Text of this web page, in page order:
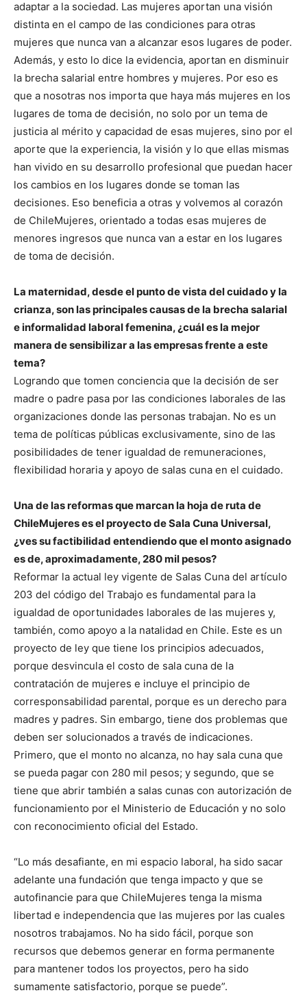
adaptar a la sociedad. Las mujeres aportan una visión
distinta en el campo de las condiciones para otras
mujeres que nunca van a alcanzar esos lugares de poder.
Además, y esto lo dice la evidencia, aportan en disminuir
la brecha salarial entre hombres y mujeres. Por eso es
que a nosotras nos importa que haya más mujeres en los
lugares de toma de decisión, no solo por un tema de
justicia al mérito y capacidad de esas mujeres, sino por el
aporte que la experiencia, la visión y lo que ellas mismas
han vivido en su desarrollo profesional que puedan hacer
los cambios en los lugares donde se toman las
decisiones. Eso beneficia a otras y volvemos al corazón
de ChileMujeres, orientado a todas esas mujeres de
menores ingresos que nunca van a estar en los lugares
de toma de decisión.
La maternidad, desde el punto de vista del cuidado y la
crianza, son las principales causas de la brecha salarial
e informalidad laboral femenina, ¿cuál es la mejor
manera de sensibilizar a las empresas frente a este
tema?
Logrando que tomen conciencia que la decisión de ser
madre o padre pasa por las condiciones laborales de las
organizaciones donde las personas trabajan. No es un
tema de políticas públicas exclusivamente, sino de las
posibilidades de tener igualdad de remuneraciones,
flexibilidad horaria y apoyo de salas cuna en el cuidado.
Una de las reformas que marcan la hoja de ruta de
ChileMujeres es el proyecto de Sala Cuna Universal,
¿ves su factibilidad entendiendo que el monto asignado
es de, aproximadamente, 280 mil pesos?
Reformar la actual ley vigente de Salas Cuna del artículo
203 del código del Trabajo es fundamental para la
igualdad de oportunidades laborales de las mujeres y,
también, como apoyo a la natalidad en Chile. Este es un
proyecto de ley que tiene los principios adecuados,
porque desvincula el costo de sala cuna de la
contratación de mujeres e incluye el principio de
corresponsabilidad parental, porque es un derecho para
madres y padres. Sin embargo, tiene dos problemas que
deben ser solucionados a través de indicaciones.
Primero, que el monto no alcanza, no hay sala cuna que
se pueda pagar con 280 mil pesos; y segundo, que se
tiene que abrir también a salas cunas con autorización de
funcionamiento por el Ministerio de Educación y no solo
con reconocimiento oficial del Estado.
“Lo más desafiante, en mi espacio laboral, ha sido sacar
adelante una fundación que tenga impacto y que se
autofinancie para que ChileMujeres tenga la misma
libertad e independencia que las mujeres por las cuales
nosotros trabajamos. No ha sido fácil, porque son
recursos que debemos generar en forma permanente
para mantener todos los proyectos, pero ha sido
sumamente satisfactorio, porque se puede”.